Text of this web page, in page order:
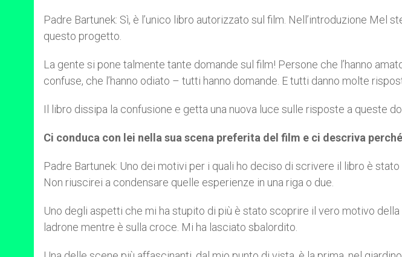
Padre Bartunek: Sì, è l’unico libro autorizzato sul film. Nell’introduzione Mel
questo progetto.
La gente si pone talmente tante domande sul film! Persone che l’hanno
confuse, che l’hanno odiato – tutti hanno domande. E tutti danno molte
Il libro dissipa la confusione e getta una nuova luce sulle risposte a queste
Ci conduca con lei nella sua scena preferita del film e ci descriva
Padre Bartunek: Uno dei motivi per i quali ho deciso di scrivere il libro è
Non riuscirei a condensare quelle esperienze in una riga o due.
Uno degli aspetti che mi ha stupito di più è stato scoprire il vero motivo
ladrone mentre è sulla croce. Mi ha lasciato sbalordito.